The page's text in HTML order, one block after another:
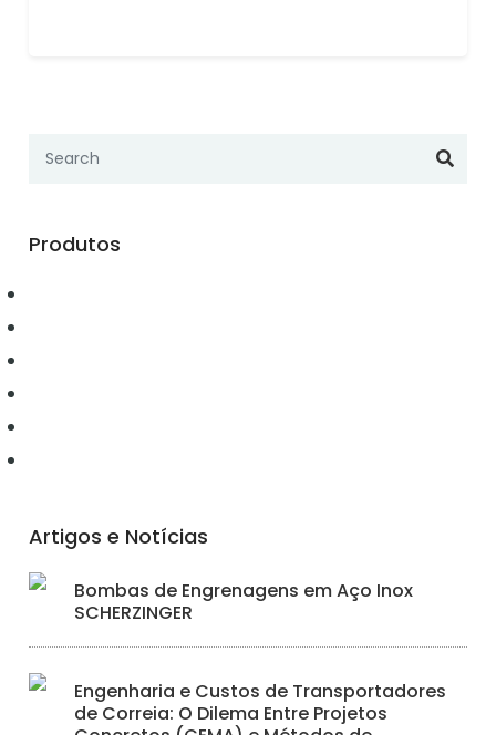
Produtos
Artigos e Notícias
Bombas de Engrenagens em Aço Inox
SCHERZINGER
Engenharia e Custos de Transportadores
de Correia: O Dilema Entre Projetos